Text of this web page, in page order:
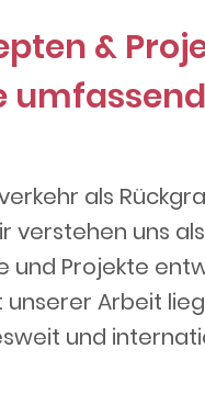
&
als
verstehen uns
Projekte
Arbeit
und